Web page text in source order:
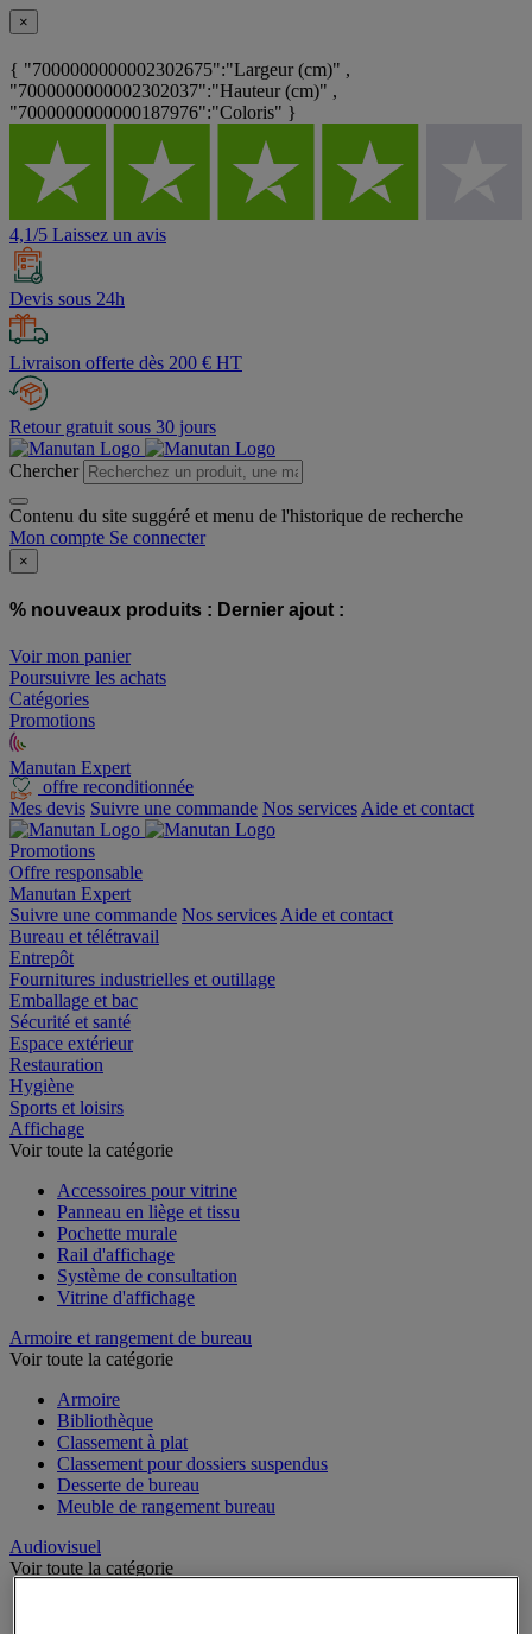
×
{ "7000000000002302675":"Largeur (cm)" ,
"7000000000002302037":"Hauteur (cm)" ,
"7000000000000187976":"Coloris" }
4,1/5 Laissez un avis
Devis sous 24h
Livraison offerte dès 200 € HT
Retour gratuit sous 30 jours
Chercher
Contenu du site suggéré et menu de l'historique de recherche
Mon compte Se connecter
×
% nouveaux produits : Dernier ajout :
Voir mon panier
Poursuivre les achats
Catégories
Promotions
Manutan Expert
offre reconditionnée
Mes devis Suivre une commande Nos services Aide et contact
Promotions
Offre responsable
Manutan Expert
Suivre une commande Nos services Aide et contact
Bureau et télétravail
Entrepôt
Fournitures industrielles et outillage
Emballage et bac
Sécurité et santé
Espace extérieur
Restauration
Hygiène
Sports et loisirs
Affichage
Voir toute la catégorie
Accessoires pour vitrine
Panneau en liège et tissu
Pochette murale
Rail d'affichage
Système de consultation
Vitrine d'affichage
Armoire et rangement de bureau
Voir toute la catégorie
Armoire
Bibliothèque
Classement à plat
Classement pour dossiers suspendus
Desserte de bureau
Meuble de rangement bureau
Audiovisuel
Voir toute la catégorie